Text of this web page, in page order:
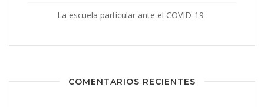
La escuela particular ante el COVID-19
COMENTARIOS RECIENTES